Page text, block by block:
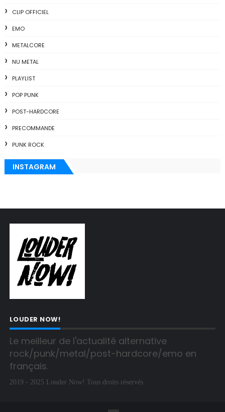
CLIP OFFICIEL
EMO
METALCORE
NU METAL
PLAYLIST
POP PUNK
POST-HARDCORE
PRECOMMANDE
PUNK ROCK
INSTAGRAM
LOUDER NOW!
Le meilleur de l'actualité alternative
rock/punk/metal/post-hardcore/emo en
français.
2019 - 2025 Louder Now! Tous droits réservés.